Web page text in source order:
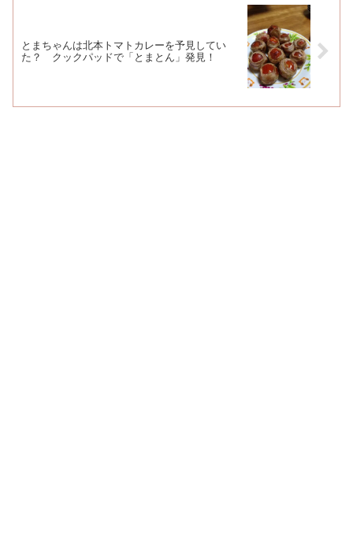
とまちゃんは北本トマトカレーを予見してい
た？ クックパッドで「とまとん」発見！